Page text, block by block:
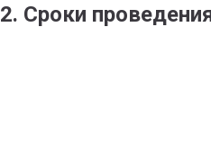
2. Сроки